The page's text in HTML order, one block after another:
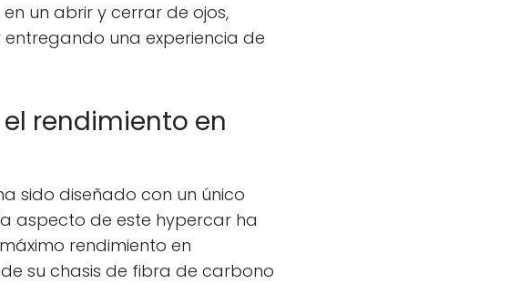
un abrir y cerrar de ojos,
una experiencia de
rendimiento en
sido diseñado con un único
aspecto de este hypercar ha
rendimiento en
su chasis de fibra de carbono